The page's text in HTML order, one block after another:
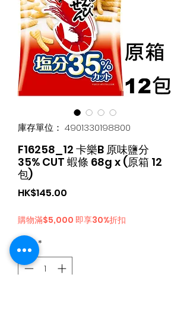
庫存單位： 4901330198800
F16258_12 卡樂B 原味鹽分
35% CUT 蝦條 68g x (原箱 12
包)
HK$145.00
購物滿$5,000 即享30%折扣
數量*